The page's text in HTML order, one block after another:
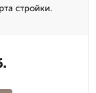
стройки.